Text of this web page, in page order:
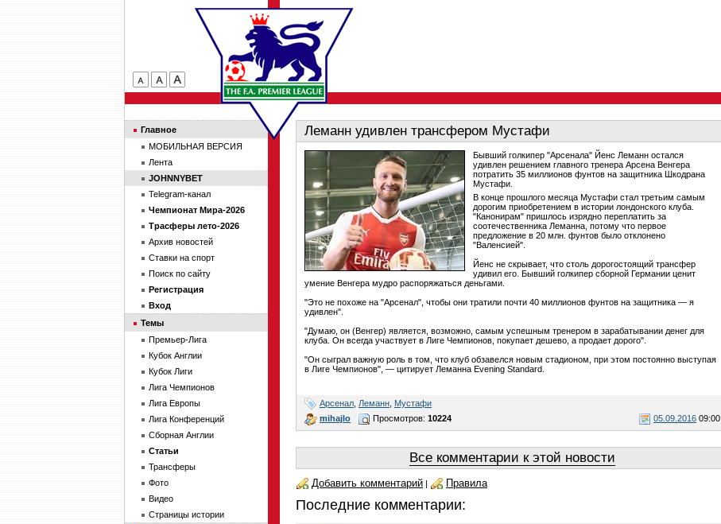
Леманн удивлен трансфером Мустафи
Бывший голкипер "Арсенала" Йенс Леманн остался
удивлен решением главного тренера Арсена Венгера
потратить 35 миллионов фунтов на защитника Шкодрана
Мустафи.
В конце прошлого месяца Мустафи стал третьим самым
дорогим приобретением в истории лондонского клуба.
"Канонирам" пришлось изрядно переплатить за
соотечественника Леманна, потому что первое
предложение в 20 млн. фунтов было отклонено
"Валенсией".
Йенс не скрывает, что столь дорогостоящий трансфер
удивил его. Бывший голкипер сборной Германии ценит
умение Венгера мудро распоряжаться деньгами.
"Это не похоже на "Арсенал", чтобы они тратили почти 40 миллионов фунтов на защитника — я
удивлен".
"Думаю, он (Венгер) является, возможно, самым успешным тренером в зарабатывании денег для
клуба. Он всегда участвует в Лиге Чемпионов, покупает дешево, а продает дорого".
"Он сыграл важную роль в том, что клуб обзавелся новым стадионом, при этом постоянно выступая
в Лиге Чемпионов", — цитирует Леманна Evening Standard.
Арсенал Леманн Мустафи
mihajlo
05.09.2016 09:00
Просмотров: 10224
Все комментарии к этой новости
Добавить комментарий | Правила
Последние комментарии:
Главное
МОБИЛЬНАЯ ВЕРСИЯ
Лента
JOHNNYBET
Telegram-канал
Чемпионат Мира-2026
Трасферы лето-2026
Архив новостей
Ставки на спорт
Поиск по сайту
Регистрация
Вход
Темы
Премьер-Лига
Кубок Англии
Кубок Лиги
Лига Чемпионов
Лига Европы
Лига Конференций
Сборная Англии
Статьи
Трансферы
Фото
Видео
Страницы истории